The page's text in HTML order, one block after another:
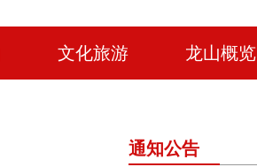
文化旅游 龙山概览
通知公告